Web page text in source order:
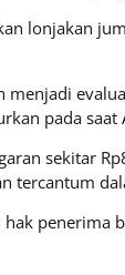
lonjakan
pada saat
sekitar
tercantum
penerima